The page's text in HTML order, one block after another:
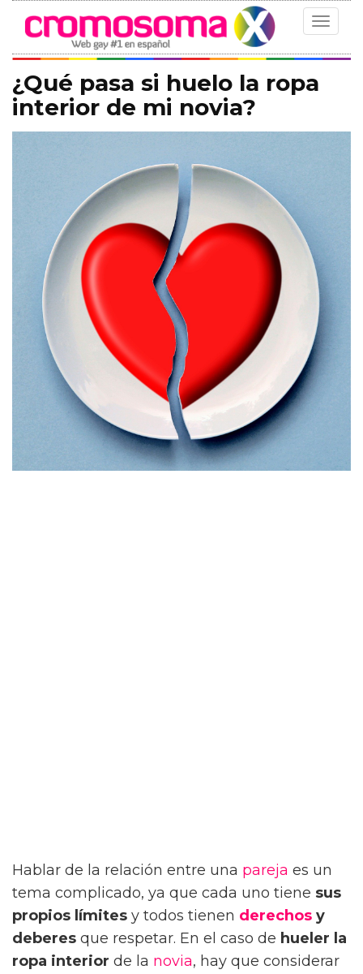
Toggle
¿Qué pasa si huelo la ropa
interior de mi novia?
Hablar de la relación entre una pareja es un
tema complicado, ya que cada uno tiene sus
propios límites y todos tienen derechos y
deberes que respetar. En el caso de hueler la
ropa interior de la novia, hay que considerar